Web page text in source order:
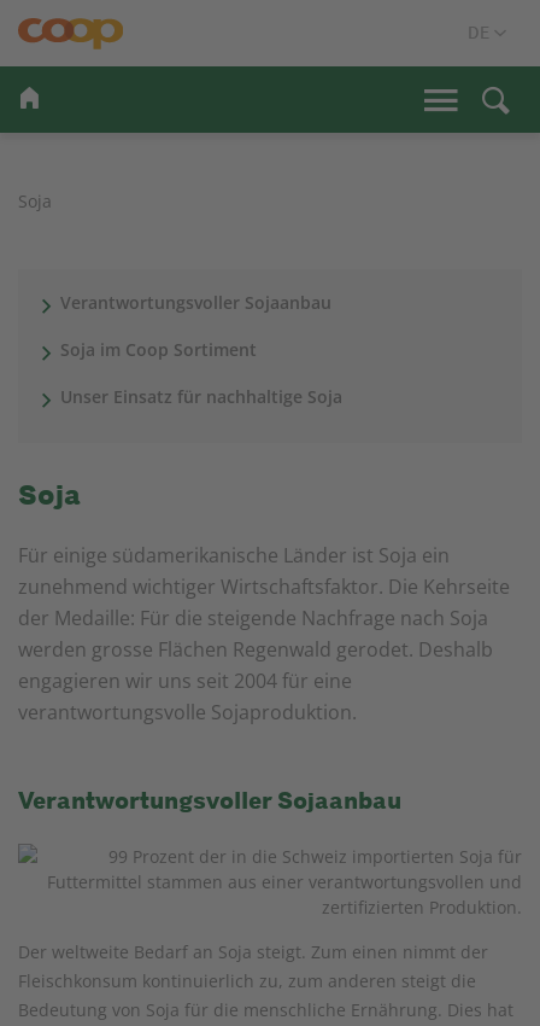
Soja
Verantwortungsvoller Sojaanbau
Soja im Coop Sortiment
Unser Einsatz für nachhaltige Soja
Soja
Für einige südamerikanische Länder ist Soja ein
zunehmend wichtiger Wirtschaftsfaktor. Die Kehrseite
der Medaille: Für die steigende Nachfrage nach Soja
werden grosse Flächen Regenwald gerodet. Deshalb
engagieren wir uns seit 2004 für eine
verantwortungsvolle Sojaproduktion.
Verantwortungsvoller Sojaanbau
Der weltweite Bedarf an Soja steigt. Zum einen nimmt der
Fleischkonsum kontinuierlich zu, zum anderen steigt die
Bedeutung von Soja für die menschliche Ernährung. Dies hat